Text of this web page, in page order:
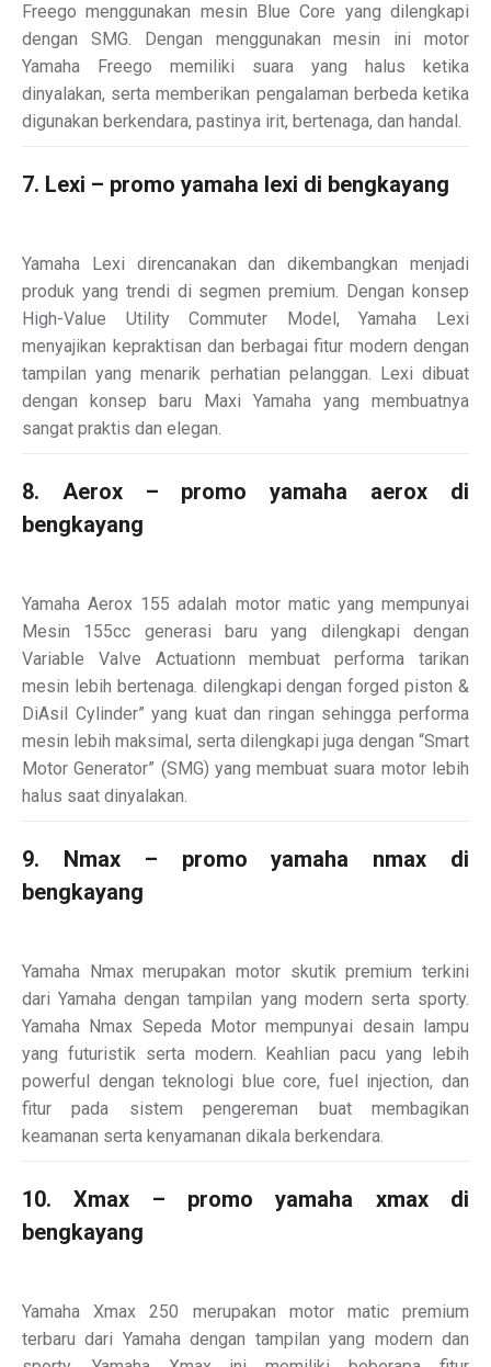
Freego menggunakan mesin Blue Core yang dilengkapi
dengan SMG. Dengan menggunakan mesin ini motor
Yamaha Freego memiliki suara yang halus ketika
dinyalakan, serta memberikan pengalaman berbeda ketika
digunakan berkendara, pastinya irit, bertenaga, dan handal.
7. Lexi – promo yamaha lexi di bengkayang
Yamaha Lexi direncanakan dan dikembangkan menjadi
produk yang trendi di segmen premium. Dengan konsep
High-Value Utility Commuter Model, Yamaha Lexi
menyajikan kepraktisan dan berbagai fitur modern dengan
tampilan yang menarik perhatian pelanggan. Lexi dibuat
dengan konsep baru Maxi Yamaha yang membuatnya
sangat praktis dan elegan.
8. Aerox – promo yamaha aerox di
bengkayang
Yamaha Aerox 155 adalah motor matic yang mempunyai
Mesin 155cc generasi baru yang dilengkapi dengan
Variable Valve Actuationn membuat performa tarikan
mesin lebih bertenaga. dilengkapi dengan forged piston &
DiAsil Cylinder” yang kuat dan ringan sehingga performa
mesin lebih maksimal, serta dilengkapi juga dengan “Smart
Motor Generator” (SMG) yang membuat suara motor lebih
halus saat dinyalakan.
9. Nmax – promo yamaha nmax di
bengkayang
Yamaha Nmax merupakan motor skutik premium terkini
dari Yamaha dengan tampilan yang modern serta sporty.
Yamaha Nmax Sepeda Motor mempunyai desain lampu
yang futuristik serta modern. Keahlian pacu yang lebih
powerful dengan teknologi blue core, fuel injection, dan
fitur pada sistem pengereman buat membagikan
keamanan serta kenyamanan dikala berkendara.
10. Xmax – promo yamaha xmax di
bengkayang
Yamaha Xmax 250 merupakan motor matic premium
terbaru dari Yamaha dengan tampilan yang modern dan